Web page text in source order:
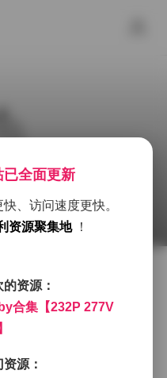
人内购 丝袜
277V 2.9G】
，总容量约为2.9G。这
全面更新
、访问速度更快。
资源聚集地 ！
资源：
合集【232P 277V
源：